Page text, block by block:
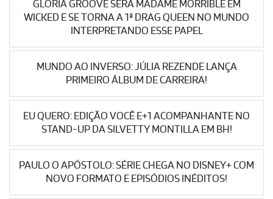
GLÓRIA GROOVE SERÁ MADAME MORRIBLE EM
WICKED E SE TORNA A 1ª DRAG QUEEN NO MUNDO
INTERPRETANDO ESSE PAPEL
MUNDO AO INVERSO: JÚLIA REZENDE LANÇA
PRIMEIRO ÁLBUM DE CARREIRA!
EU QUERO: EDIÇÃO VOCÊ E+1 ACOMPANHANTE NO
STAND-UP DA SILVETTY MONTILLA EM BH!
PAULO O APÓSTOLO: SÉRIE CHEGA NO DISNEY+ COM
NOVO FORMATO E EPISÓDIOS INÉDITOS!